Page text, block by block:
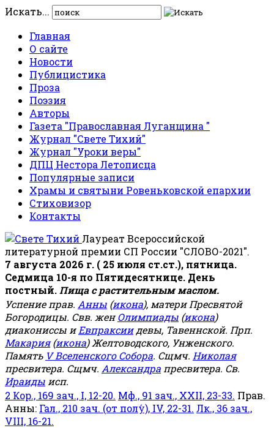
Искать...
Главная
О сайте
Новости
Публицистика
Проза
Поэзия
Авторы
Газета "Православная Луганщина "
Журнал "Свете Тихий"
Журнал "Уроки веры"
ДПЦ Нестора Летописца
Популярные записи
Храмы и святыни Ровеньковской епархии
Стиховизор
Контакты
Лауреат Всероссийской
литературной премии СП России "СЛОВО-2021".
7 августа 2026 г. ( 25 июля ст.ст.), пятница.
Седмица 10-я по Пятидесятнице. День
постный. Пища с растительным маслом.
Успение прав. Анны (икона), матери Пресвятой
Богородицы. Свв. женОлимпиады (икона)
диакониссы иЕвпраксиидевы, Тавеннской. Прп.
Макария(икона) Желтоводского, Унженского.
Память V Вселенского Собора. Сщмч. Николая
пресвитера. Сщмч. Александра пресвитера. Св.
Ираиды исп.
2 Кор., 169 зач., I, 12-20. Мф., 91 зач., XXII, 23-33. Прав.
Анны: Гал., 210 зач. (от полу́), IV, 22-31. Лк., 36 зач.,
VIII, 16-21.